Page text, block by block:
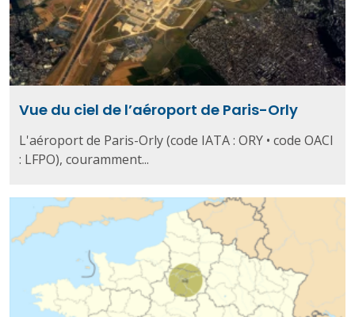
Vue du ciel de l’aéroport de Paris-Orly
L'aéroport de Paris-Orly (code IATA : ORY • code OACI
: LFPO), couramment...